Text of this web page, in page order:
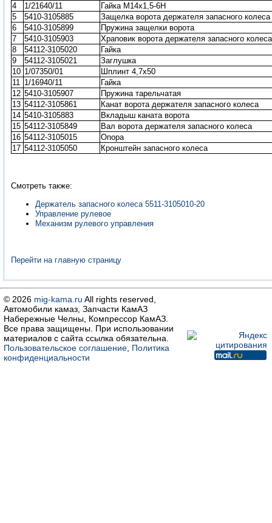
4
1/21640/11
Гайка М14х1,5-6Н
5
5410-3105885
Защелка ворота держателя запасного колеса
6
5410-3105899
Пружина защелки ворота
7
5410-3105903
Храповик ворота держателя запасного колеса
8
54112-3105020
Гайка
9
54112-3105021
Заглушка
10 1/07350/01
Шплинт 4,7х50
11
1/16940/11
Гайка
12 5410-3105907
Пружина тарельчатая
13 54112-3105861
Канат ворота держателя запасного колеса
14 5410-3105883
Вкладыш каната ворота
15 54112-3105849
Вал ворота держателя запасного колеса
16 54112-3105015
Опора
17 54112-3105050 Кронштейн запасного колеса
Смотреть также:
Держатель запасного колеса 5511-3105010-20
Управление рулевое
Механизм рулевого управления
Перейти на главную страницу
© 2026 mig-kama.ru All rights reserved,
Автомобили камаз, Запчасти КамАЗ
Набережные Челны, Компрессор КамАЗ.
Все права защищены. При использовании
материалов с сайта ссылка обязательна.
Пользовательское соглашение Политика
конфиденциальности